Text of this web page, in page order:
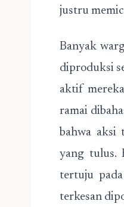
justru
Banyak
diproduksi
aktif
ramai
bahwa aksi
yang tulus.
tertuju
terkesan